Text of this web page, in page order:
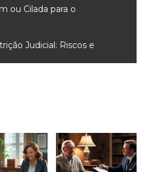
ou Cilada para o
Judicial: Riscos e